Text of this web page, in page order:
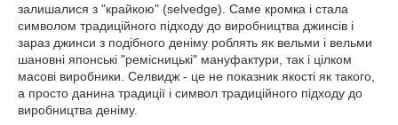
залишалися з "крайкою" (selvedge). Саме кромка і стала
символом традиційного підходу до виробництва джинсів і
зараз джинси з подібного деніму роблять як вельми і вельми
шановні японські "ремісницькі" мануфактури, так і цілком
масові виробники. Селвидж - це не показник якості як такого,
а просто данина традиції і символ традиційного підходу до
виробництва деніму.